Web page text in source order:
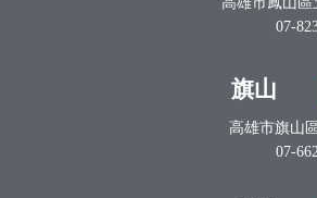
07-
旗山
高雄市旗山
07-